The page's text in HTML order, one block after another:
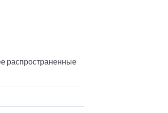
распространенные